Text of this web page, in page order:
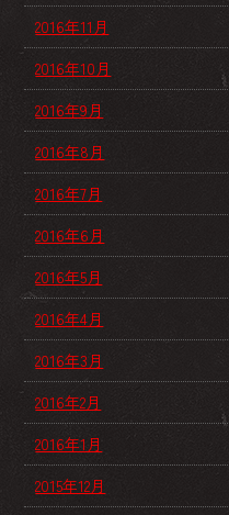
2016年11月
2016年10月
2016年9月
2016年8月
2016年7月
2016年6月
2016年5月
2016年4月
2016年3月
2016年2月
2016年1月
2015年12月